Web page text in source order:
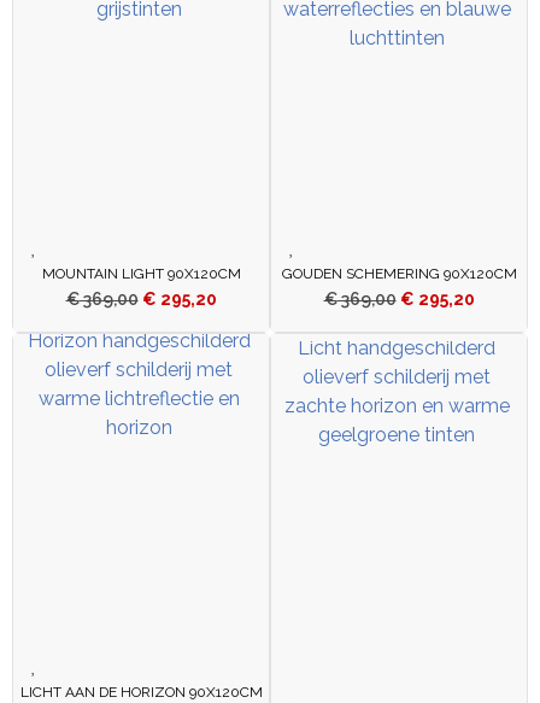
MOUNTAIN LIGHT 90X120CM
€369,00 € 295,20
GOUDEN SCHEMERING 90X120CM
€369,00 € 295,20
LICHT AAN DE HORIZON 90X120CM